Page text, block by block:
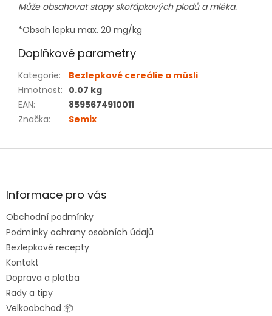
Může obsahovat stopy skořápkových plodů a mléka.
*Obsah lepku max. 20 mg/kg
Doplňkové parametry
Kategorie:
Bezlepkové cereálie a müsli
Hmotnost: 0.07 kg
EAN:
8595674910011
Značka: Semix
Z
aInformace pro vás
Obchodní podmínky
Podmínky ochrany osobních údajů
Bezlepkové recepty
Kontakt
Doprava a platba
Rady a tipy
Velkoobchod 📦